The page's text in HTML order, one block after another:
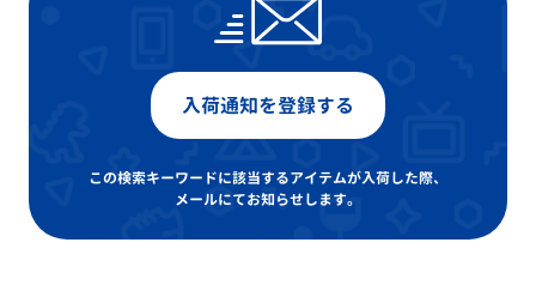
入荷通知を登録する
この検索キーワードに該当するアイテムが入荷した際、
メールにてお知らせします。